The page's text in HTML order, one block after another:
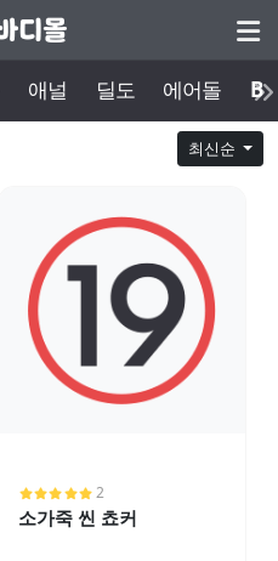
애널 딜도 에어돌
최신순
2
소가죽 씬 쵸커